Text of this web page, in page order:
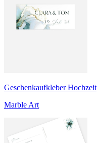
Geschenkaufkleber Hochzeit
Marble Art